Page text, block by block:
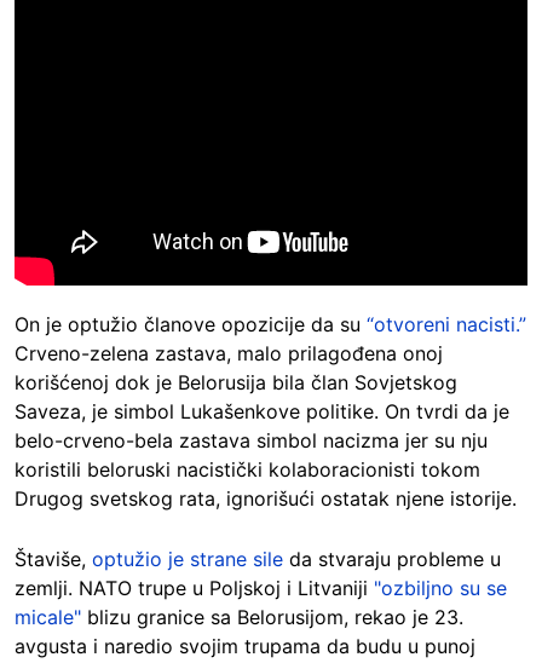
On je optužio članove opozicije da su “otvoreni nacisti.”
Crveno-zelena zastava, malo prilagođena onoj
korišćenoj dok je Belorusija bila član Sovjetskog
Saveza, je simbol Lukašenkove politike. On tvrdi da je
belo-crveno-bela zastava simbol nacizma jer su nju
koristili beloruski nacistički kolaboracionisti tokom
Drugog svetskog rata, ignorišući ostatak njene istorije.
Štaviše, optužio je strane sile da stvaraju probleme u
zemlji. NATO trupe u Poljskoj i Litvaniji "ozbiljno su se
micale" blizu granice sa Belorusijom, rekao je 23.
avgusta i naredio svojim trupama da budu u punoj